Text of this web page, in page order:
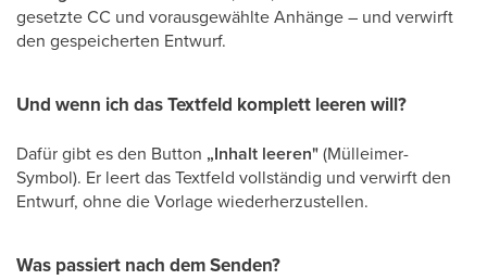
gesetzte CC und vorausgewählte Anhänge – und verwirft
den gespeicherten Entwurf.
Und wenn ich das Textfeld komplett leeren will?
Dafür gibt es den Button „Inhalt leeren"(Mülleimer-
Symbol). Er leert das Textfeld vollständig und verwirft den
Entwurf, ohne die Vorlage wiederherzustellen.
Was passiert nach dem Senden?